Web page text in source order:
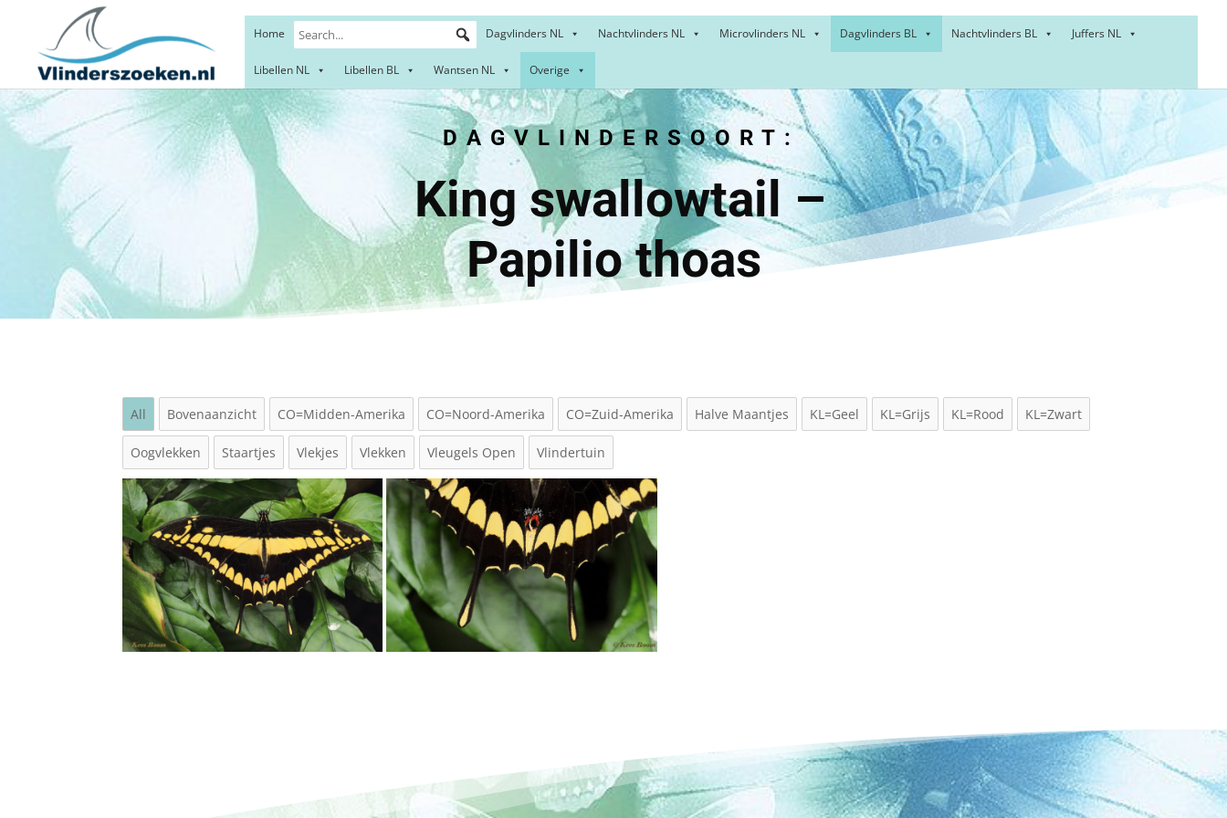
Home Dagvlinders NL Nachtvlinders NL Microvlinders NL Dagvlinders BL Nachtvlinders BL Juffers NL
Libellen NL Libellen BL Wantsen NL Overige
DAGVLINDERSOORT:
King swallowtail –
Papilio thoas
All Bovenaanzicht CO=Midden-Amerika CO=Noord-Amerika CO=Zuid-Amerika Halve Maantjes KL=Geel KL=Grijs KL=Rood KL=Zwart
Oogvlekken Staartjes Vlekjes Vlekken Vleugels Open Vlindertuin